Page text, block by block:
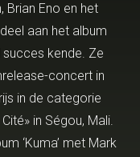
Brian Eno en het
aan het album
succes kende. Ze
concert in
in de categorie
in Ségou, Mali.
‘Kuma’ met Mark